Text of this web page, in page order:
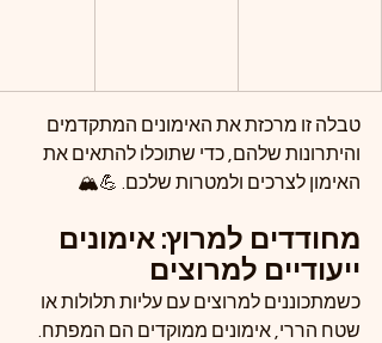
טבלה זו מרכזת את האימונים המתקדמים
והיתרונות שלהם, כדי שתוכלו להתאים את
האימון לצרכים ולמטרות שלכם. 💪🏔️
מחודדים למרוץ: אימונים
ייעודיים למרוצים
כשמתכוננים למרוצים עם עליות תלולות או
שטח הררי, אימונים ממוקדים הם המפתח.